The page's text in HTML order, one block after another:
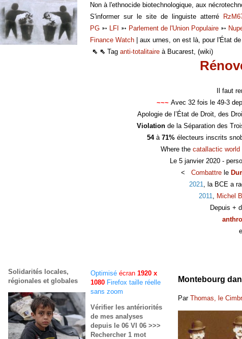
Non à l'ethnocide biotechnologique, aux
S'informer sur le site de linguiste atterré
PG ➳ LFI ➳ Parlement de l'Union Populaire ➳
Finance Watch | aux urnes, on est là, pour l'État
⇖ ⇖ Taganti-totalitaire à Bucarest, (wiki)
Il faut
~~~ Avec 32 fois le 49-3
Apologie de l’État de Droit, des
Violation de la Séparation des
54à 71%électeurs inscrits
Where the catallactic world
Le 5 janvier 2020 -
< Combattre le
2021, la BCE a
2011, Michel
Depuis +
Montebourg
Par Thomas, le
Optimisé écran 1920 x
1080 Firefox taille réelle
sans zoom
Vérifier les antériorités
de mes analyses
depuis le 06 VI 06 >>>
Rechercher 1 mot
Solidarités locales,
régionales et globales